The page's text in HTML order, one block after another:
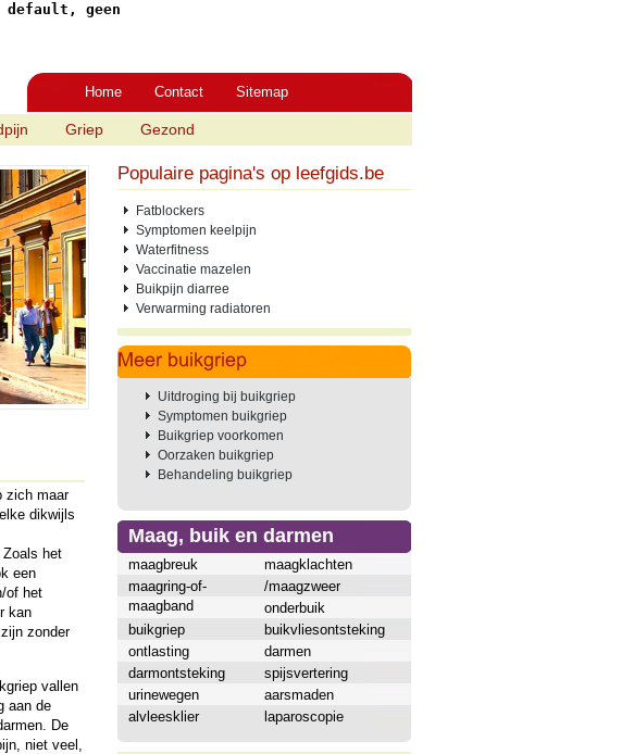
default, geen
Home Contact Sitemap
Griep Gezond
zich maar
dikwijls
het
een
of het
kan
zonder
vallen
aan de
De
niet veel,
Populaire pagina's op leefgids.be
Fatblockers
Symptomen keelpijn
Waterfitness
Vaccinatie mazelen
Buikpijn diarree
Verwarming radiatoren
Uitdroging bij buikgriep
Symptomen buikgriep
Buikgriep voorkomen
Oorzaken buikgriep
Behandeling buikgriep
Maag, buik en darmen
maagbreuk
maagklachten
maagring-of-
maagband
/maagzweer
onderbuik
buikgriep
buikvliesontsteking
ontlasting
darmen
darmontsteking
spijsvertering
urinewegen
aarsmaden
alvleesklier
laparoscopie